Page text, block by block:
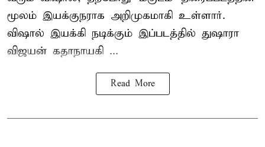
மூலம் இயக்குநராக அறிமுகமாகி உள்ளார்.
விஷால் இயக்கி நடிக்கும் இப்படத்தில் துஷாரா
விஜயன் கதாநாயகி ...
Read More